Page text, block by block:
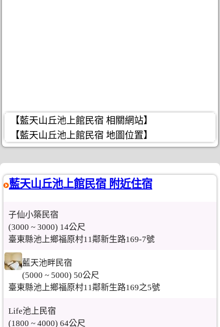
【藍天山丘池上館民宿 相關網站】
【藍天山丘池上館民宿 地圖位置】
藍天山丘池上館民宿 附近住宿
子仙小築民宿
(3000 ~ 3000) 14公尺
臺東縣池上鄉福原村11鄰新生路169-7號
藍天池畔民宿
(5000 ~ 5000) 50公尺
臺東縣池上鄉福原村11鄰新生路169之5號
Life池上民宿
(1800 ~ 4000) 64公尺